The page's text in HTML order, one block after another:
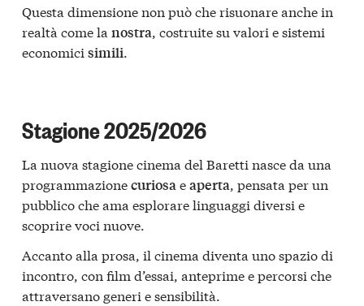
Questa dimensione non può che risuonare anche in
realtà come la nostra, costruite su valori e sistemi
economici simili.
Stagione 2025/2026
La nuova stagione cinema del Baretti nasce da una
programmazionecuriosaeaperta, pensata per un
pubblico che ama esplorare linguaggi diversi e
scoprire voci nuove.
Accanto alla prosa, il cinema diventa uno spazio di
incontro, con film d’essai, anteprime e percorsi che
attraversano generi e sensibilità.